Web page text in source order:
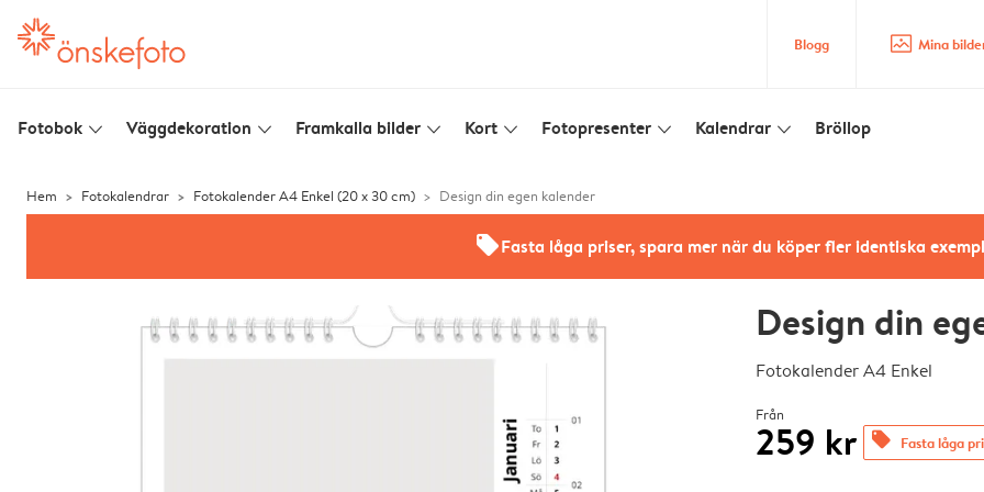
Blogg image_placeholder Mina
Fotobok slim_arrow_down Väggdekoration slim_arrow_down Framkalla bilder slim_arrow_down Kort slim_arrow_down Fotopresenter slim_arrow_down Kalendrar slim_arrow_down Bröllop
Hem Fotokalendrar Fotokalender A4 Enkel (20 x 30 cm) Design din egen kalender
offersFasta låga priser, spara mer när du köper fler identiska
Design din
Fotokalender A4 Enkel
Från
259 kr offers Fasta låga